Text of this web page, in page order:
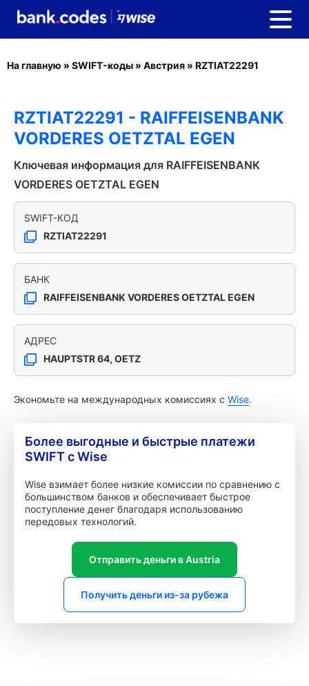
На главную » SWIFT-коды » Австрия » RZTIAT22291
RZTIAT22291 - RAIFFEISENBANK
VORDERES OETZTAL EGEN
Ключевая информация для RAIFFEISENBANK
VORDERES OETZTAL EGEN
SWIFT-КОД
RZTIAT22291
БАНК
RAIFFEISENBANK VORDERES OETZTAL EGEN
АДРЕС
HAUPTSTR 64, OETZ
Экономьте на международных комиссиях с Wise.
Более выгодные и быстрые платежи
SWIFT с Wise
Wise взимает более низкие комиссии по сравнению с
большинством банков и обеспечивает быстрое
поступление денег благодаря использованию
передовых технологий.
Отправить деньги в Austria
Получить деньги из-за рубежа